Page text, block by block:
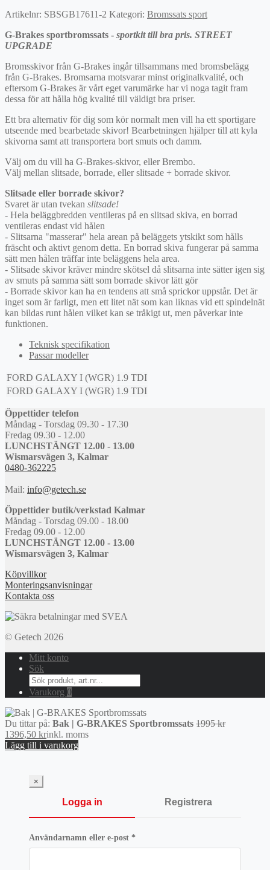
Artikelnr: SBSGB17611-2 Kategori: Bromssats sport
G-Brakes sportbromssats - sportkit till bra pris. STREET
UPGRADE
Bromsskivor från G-Brakes ingår tillsammans med bromsbelägg
från G-Brakes. Bromsarna motsvarar minst originalkvalité, och
eftersom G-Brakes är vårt eget varumärke har vi noga tagit fram
dessa för att hålla hög kvalité till väldigt bra priser.
Ett bra alternativ för dig som kör normalt men vill ha ett sportigare
utseende med bearbetade skivor! Bearbetningen hjälper till att kyla
skivorna samt att transportera bort smuts och damm.
Välj om du vill ha G-Brakes-skivor, eller Brembo.
Välj mellan slitsade, borrade, eller slitsade + borrade skivor.
Slitsade eller borrade skivor?
Svaret är utan tvekan slitsade!
- Hela beläggbredden ventileras på en slitsad skiva, en borrad
ventileras endast vid hålen
- Slitsarna "masserar" hela arean på beläggets ytskikt som hålls
fräscht och aktivt genom detta. En borrad skiva fungerar på samma
sätt men hålen träffar inte beläggens hela area.
- Slitsade skivor kräver mindre skötsel då slitsarna inte sätter igen sig
av smuts på samma sätt som borrade skivor lätt gör
- Borrade skivor kan ha en tendens att små sprickor uppstår. Det är
inget som är farligt, men ett litet nät som kan liknas vid ett spindelnät
kan bildas runt hålen vilket kan se tråkigt ut, men påverkar inte
funktionen.
Teknisk specifikation
Passar modeller
FORD GALAXY I (WGR) 1.9 TDI
FORD GALAXY I (WGR) 1.9 TDI
Öppettider telefon
Måndag - Torsdag 09.30 - 17.30
Fredag 09.30 - 12.00
LUNCHSTÄNGT 12.00 - 13.00
Wismarsvägen 3, Kalmar
0480-362225
Mail: info@getech.se
Öppettider butik/verkstad Kalmar
Måndag - Torsdag 09.00 - 18.00
Fredag 09.00 - 12.00
LUNCHSTÄNGT 12.00 - 13.00
Wismarsvägen 3, Kalmar
Köpvillkor
Monteringsanvisningar
Kontakta oss
© Getech 2026
Mitt konto
Sök
Search
for:
Varukorg 0
Du tittar på: Bak | G-BRAKES Sportbromssats 1995krDet
1396,50 krDet
nuvarande
inkl. moms
Lägg till i varukorg
×
Logga in Registrera
Användarnamn eller e-post *Obligatoriskt